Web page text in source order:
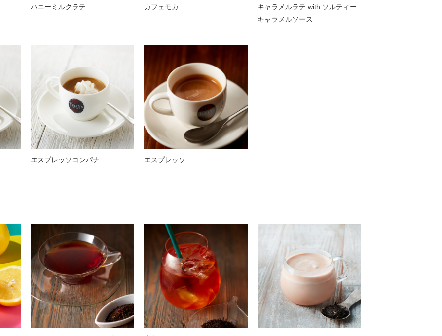
ハニーミルクラテ カフェモカ
キャラメルラテ with ソルティー
キャラメルソース
エスプレッソコンパナ エスプレッソ